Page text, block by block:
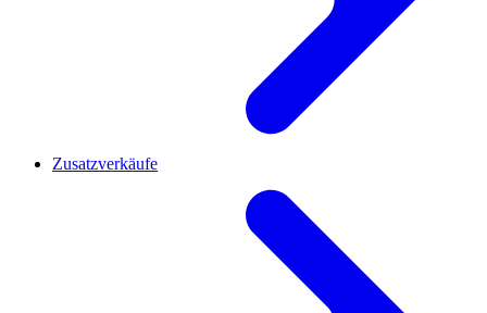
Zusatzverkäufe